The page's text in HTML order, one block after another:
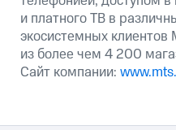
и платного ТВ в
экосистемных клиентов
из более чем 4 200
Сайт компании: